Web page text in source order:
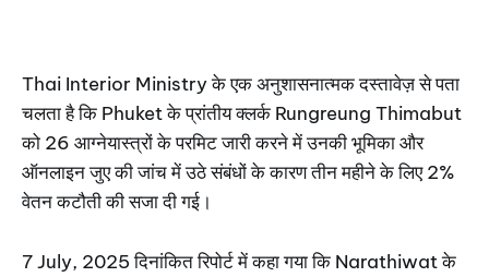
Thai Interior Ministry के एक अनुशासनात्मक दस्तावेज़ से पता
चलता है कि Phuket के प्रांतीय क्लर्क Rungreung Thimabut
को 26 आग्नेयास्त्रों के परमिट जारी करने में उनकी भूमिका और
ऑनलाइन जुए की जांच में उठे संबंधों के कारण तीन महीने के लिए 2%
वेतन कटौती की सजा दी गई।
7 July, 2025 दिनांकित रिपोर्ट में कहा गया कि Narathiwat के